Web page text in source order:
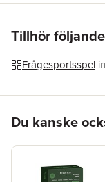
Antal sidor
Miljömärkning
Tillhör
Frågesportsspel
Du kanske